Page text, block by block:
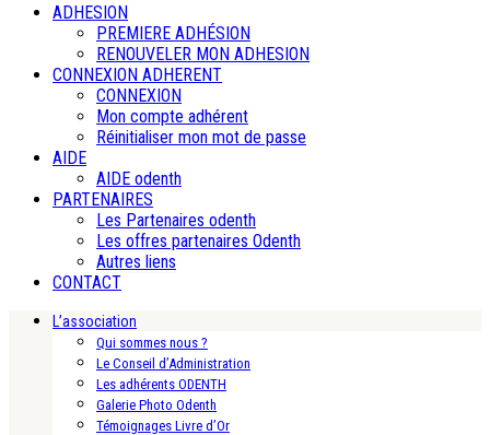
ADHESION
PREMIERE ADHÉSION
RENOUVELER MON ADHESION
CONNEXION ADHERENT
CONNEXION
Mon compte adhérent
Réinitialiser mon mot de passe
AIDE
AIDE odenth
PARTENAIRES
Les Partenaires odenth
Les offres partenaires Odenth
Autres liens
CONTACT
L’association
Qui sommes nous ?
Le Conseil d’Administration
Les adhérents ODENTH
Galerie Photo Odenth
Témoignages Livre d’Or